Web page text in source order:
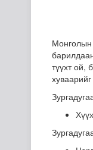
Монголын
түүхт ой,